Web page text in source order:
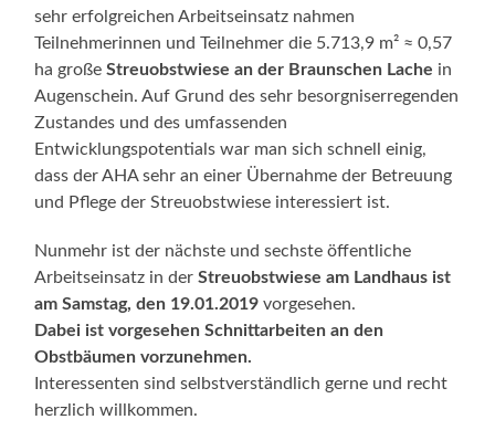
sehr erfolgreichen Arbeitseinsatz nahmen
Teilnehmerinnen und Teilnehmer die 5.713,9 m² ≈ 0,57
ha großeStreuobstwiese an der Braunschen Lache in
Augenschein. Auf Grund des sehr besorgniserregenden
Zustandes und des umfassenden
Entwicklungspotentials war man sich schnell einig,
dass der AHA sehr an einer Übernahme der Betreuung
und Pflege der Streuobstwiese interessiert ist.
Nunmehr ist der nächste und sechste öffentliche
Arbeitseinsatz in derStreuobstwiese am Landhaus ist
am Samstag, den 19.01.2019 vorgesehen.
Dabei ist vorgesehen Schnittarbeiten an den
Obstbäumen vorzunehmen.
Interessenten sind selbstverständlich gerne und recht
herzlich willkommen.